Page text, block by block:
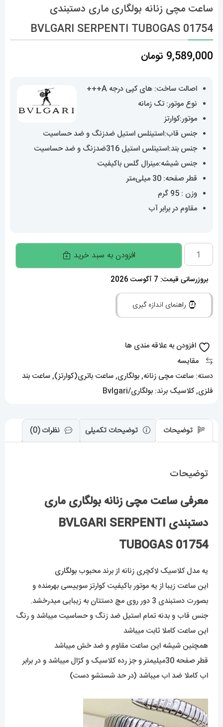
ساعت مچی زنانه بولگاری ماری دستبندی
BVLGARI SERPENTI TUBOGAS 01754
9,589,000 تومان
اصالت ساخت: های کپی درجه A+++
نوع موتور: تک زمانه
موتور:کوارتز
جنس قاب:استینلس استیل ضدزنگ و ضد حساسیت
جنس بند:استینلس استیل 316ضدزنگ و ضد حساسیت
جنس شیشه:مینرال گلس باکیفیت
قطر صفحه: 30 میلی‌متر
وزن : 95 گرم
مقاوم در برابر آب
ساعت
مچی
زنانه
بولگاری
BVLGARI
SERPENTI
عدد
افزودن به سبد خرید
بروزرسانی قیمت: 7 آگوست 2026
راهنمای اندازه گیری
افزودن به علاقه مندی ها
مقایسه
دسته: ساعت مچی زنانه,بولگاری,ساعت باتری(کوارتز),ساعت بند
فلزی,کلاسیک برند: بولگاری/Bvlgari
توضیحات توضیحات تکمیلی نظرات (0)
توضیحات
معرفی ساعت مچی زنانه بولگاری ماری
دستبندی BVLGARI SERPENTI
TUBOGAS 01754
یه مدل کلاسیک لاکچری زنانه از برند محبوب بولگاری
این ساعت زیبا از یه موتور باکیفیت کوارتز سوییسی بهرمنده و
بصورت دستبندی 3 دور روی مچ دستتان به زیبایی میدرخشد.
جنس قاب و بدنه تمام استیل ضد زنگ و حساسیت میباشد و رنگ
این ساعت کاملا ثابت میباشد
همچنین شیشه این ساعت مقاوم و ضد خش میباشد
قطر صفحه 30میلیمتر و جز رده کلاسیک و کژال میباشد و در برابر
اب کاملا ضد اب میباشد (در حد شستشو دست)